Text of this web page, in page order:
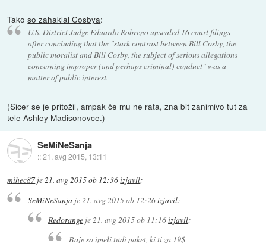
Takoso zahaklal Cosbya:
U.S. District Judge Eduardo Robreno unsealed 16 court filings
after concluding that the "stark contrast between Bill Cosby, the
public moralist and Bill Cosby, the subject of serious allegations
concerning improper (and perhaps criminal) conduct" was a
matter of public interest.
(Sicer se je pritožil, ampak če mu ne rata, zna bit zanimivo tut za
tele Ashley Madisonovce.)
SeMiNeSanja
::21. avg 2015, 13:11
mihec87 je21. avg 2015 ob 12:36izjavil:
SeMiNeSanjaje21. avg 2015 ob 12:26izjavil:
Redorange je 21. avg 2015 ob 11:16izjavil:
Baje so imeli tudi paket, ki ti za 19$